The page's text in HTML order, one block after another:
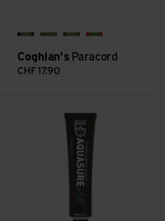
Coghlan's Paracord
CHF 17.90